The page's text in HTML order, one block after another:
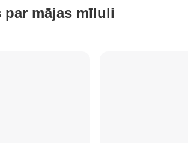
par mājas mīluli